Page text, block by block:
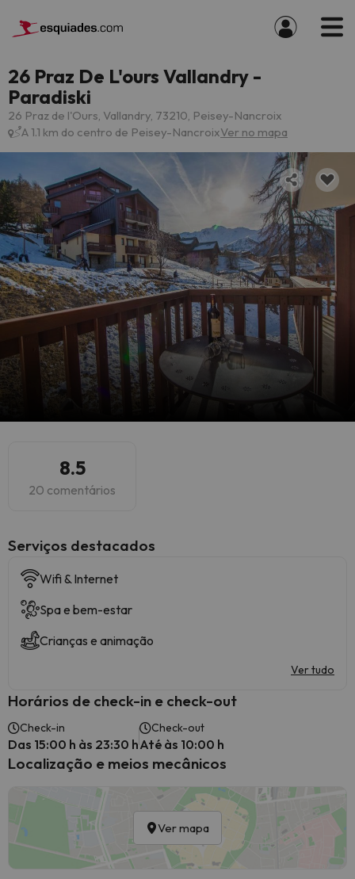
26 Praz De L'ours Vallandry -
Paradiski
26 Praz de l'Ours, Vallandry, 73210, Peisey-Nancroix
A 1.1 km do centro de Peisey-NancroixVer no mapa
8.5
20 comentários
Serviços destacados
Wifi & Internet
Spa e bem-estar
Crianças e animação
Ver tudo
Horários de check-in e check-out
Check-in
Das 15:00 h às 23:30 h
Check-out
Até às 10:00 h
Localização e meios mecânicos
Ver mapa